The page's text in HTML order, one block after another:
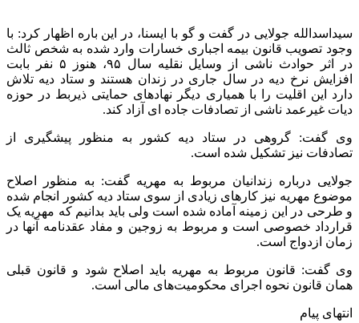
سیداسدالله جولایی در گفت و گو با ایسنا، در این باره اظهار کرد: با
وجود تصویب قانون بیمه اجباری خسارات وارد شده به شخص ثالث
در اثر حوادث ناشی از وسایل نقلیه سال ۹۵، هنوز ۵ نفر بابت
افزایش نرخ دیه در سال جاری در زندان هستند و ستاد دیه تلاش
دارد این اقلیت را با همیاری دیگر نهادهای حمایتی ذیربط در حوزه
دیات غیرعمد ناشی از تصادفات جاده ای آزاد کند.
وی گفت: گروهی در ستاد دیه کشور به منظور پیشگیری از
تصادفات نیز تشکیل شده است.
جولایی درباره زندانیان مربوط به مهریه گفت: به منظور اصلاح
موضوع مهریه نیز کارهای زیادی از سوی ستاد دیه کشور انجام شده
و طرحی در این زمینه آماده شده است ولی باید بدانیم که مهریه یک
قرارداد خصوصی است و مربوط به زوجین و مفاد عقدنامه آنها در
زمان ازدواج است.
وی گفت: قانون مربوط به مهریه باید اصلاح شود و قانون قبلی
همان قانون نحوه اجرای محکومیت‌های مالی است.
انتهای پیام